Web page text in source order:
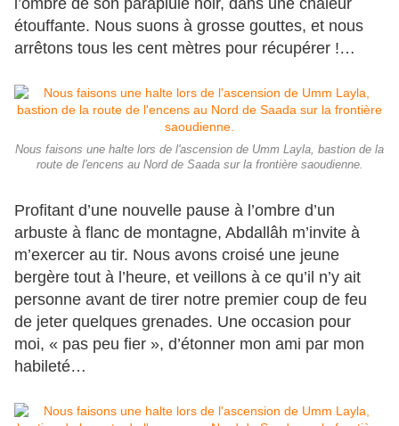
l’ombre de son parapluie noir, dans une chaleur
étouffante. Nous suons à grosse gouttes, et nous
arrêtons tous les cent mètres pour récupérer !…
Nous faisons une halte lors de l'ascension de Umm Layla, bastion de la
route de l'encens au Nord de Saada sur la frontière saoudienne.
Profitant d’une nouvelle pause à l’ombre d’un
arbuste à flanc de montagne, Abdallâh m’invite à
m’exercer au tir. Nous avons croisé une jeune
bergère tout à l’heure, et veillons à ce qu’il n’y ait
personne avant de tirer notre premier coup de feu
de jeter quelques grenades. Une occasion pour
moi, « pas peu fier », d’étonner mon ami par mon
habileté…